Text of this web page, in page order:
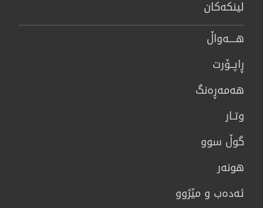
لینكەكان
هــــه‌واڵ
ڕاپــۆرت
هه‌مه‌ڕه‌نگ
وتـار
گوڵ سوو
هونه‌ر
ئەدەب و مێژوو